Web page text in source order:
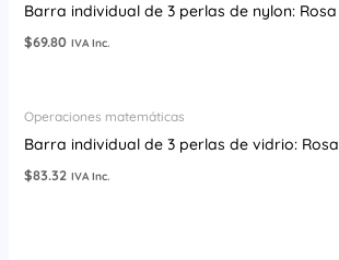
Barra individual de 3 perlas de nylon: Rosa
$69.80 IVA Inc.
Operaciones matemáticas
Barra individual de 3 perlas de vidrio: Rosa
$83.32 IVA Inc.